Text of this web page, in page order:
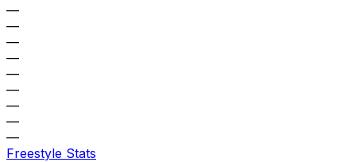
—
—
—
—
—
—
—
—
—
Freestyle Stats